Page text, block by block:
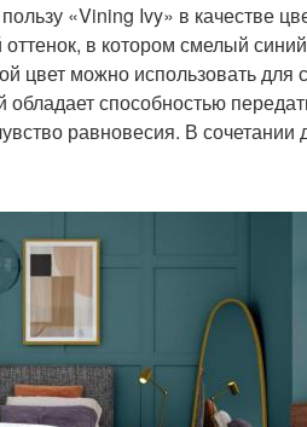
«Vining Ivy» в качестве
в котором смелый
цвет можно использовать
способностью
равновесия. В сочетании